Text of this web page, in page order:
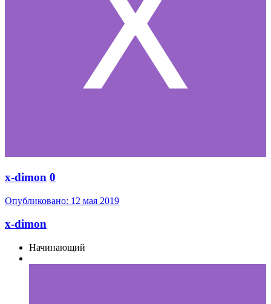
x-dimon 0
Опубликовано: 12 мая 2019
x-dimon
Начинающий